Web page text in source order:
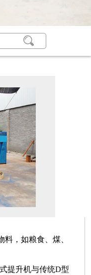
，如粮食、煤、
提升机与传统D型